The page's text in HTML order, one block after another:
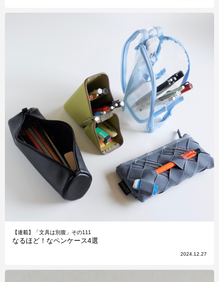
【連載】「文具は別腹」その111
なるほど！なペンケース4選
2024.12.27